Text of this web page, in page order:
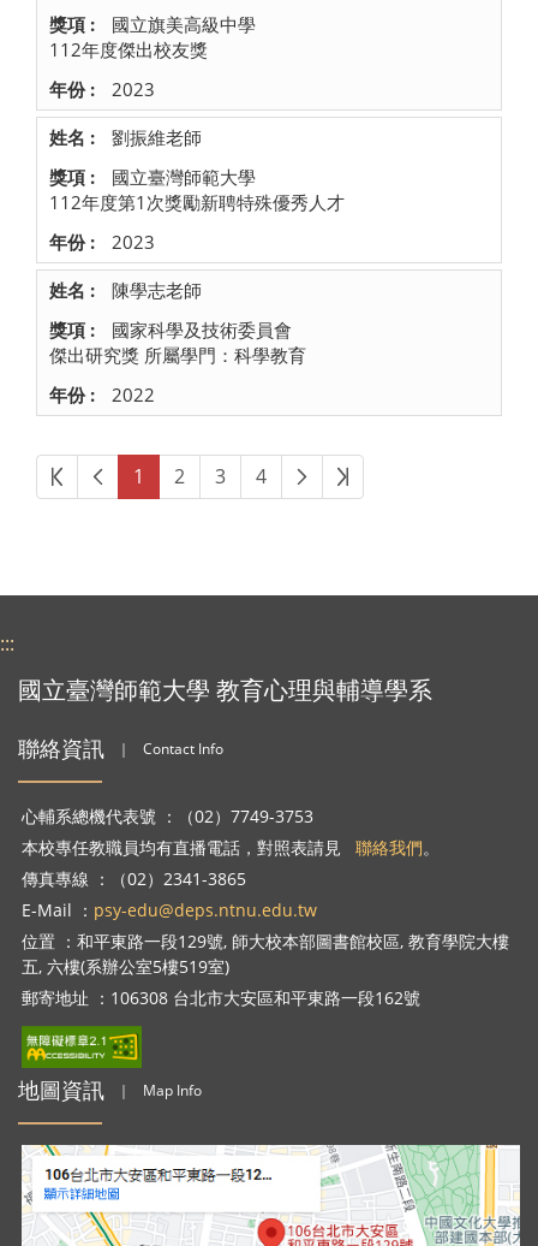
國立旗美高級中學
112年度傑出校友獎
2023
劉振維老師
國立臺灣師範大學
112年度第1次獎勵新聘特殊優秀人才
2023
陳學志老師
國家科學及技術委員會
傑出研究獎 所屬學門：科學教育
2022
第一頁上一頁
1 2 3 4 下一頁最後頁
:::
國立臺灣師範大學 教育心理與輔導學系
聯絡資訊 ｜ Contact Info
心輔系總機代表號 ：（02）7749-3753
本校專任教職員均有直播電話，對照表請見 聯絡我們。
傳真專線 ：（02）2341-3865
E-Mail ： psy-edu@deps.ntnu.edu.tw
位置 ：和平東路一段129號, 師大校本部圖書館校區, 教育學院大樓
五, 六樓(系辦公室5樓519室)
郵寄地址 ：106308 台北市大安區和平東路一段162號
地圖資訊 ｜ Map Info